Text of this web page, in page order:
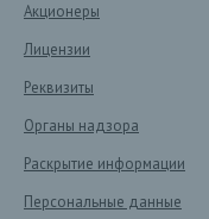
Акционеры
Лицензии
Реквизиты
Органы надзора
Раскрытие информации
Персональные данные